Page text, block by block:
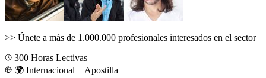
>> Únete a más de 1.000.000 profesionales interesados en el sector
300 Horas Lectivas
🌍 Internacional + Apostilla